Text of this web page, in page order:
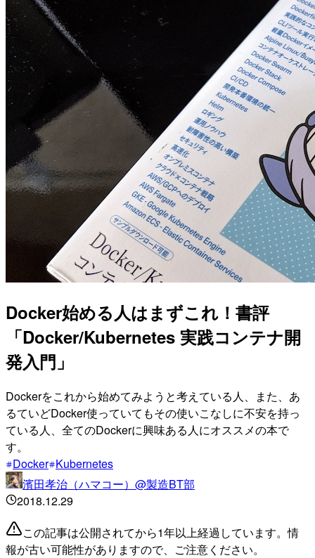
Docker始める人はまずこれ！書評
「Docker/Kubernetes 実践コンテナ開
発入門」
Dockerをこれから始めてみようと考えている人、また、あ
るていどDocker使っていてもその使いこなしに不安を持っ
ている人、全てのDockerに興味ある人にオススメの本で
す。
Docker Kubernetes
濱田孝治（ハマコー）@製造BT部
2018.12.29
この記事は公開されてから1年以上経過しています。情
報が古い可能性がありますので、ご注意ください。